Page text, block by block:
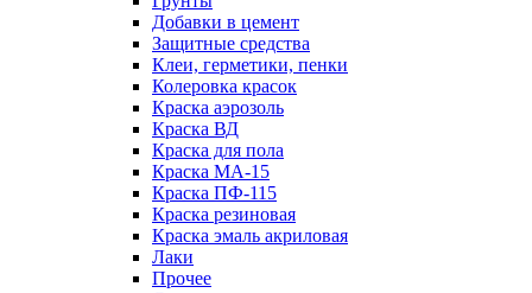
Добавки в цемент
Защитные средства
Клеи, герметики, пенки
Колеровка красок
Краска аэрозоль
Краска ВД
Краска для пола
Краска МА-15
Краска ПФ-115
Краска резиновая
Краска эмаль акриловая
Лаки
Прочее